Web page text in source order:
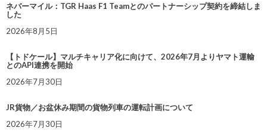
ネバーマイル：TGR Haas F1 Teamとのパートナーシップ契約を締結しま
した
2026年8月5日
【トドケール】マルチキャリア化に向けて、2026年7月よりヤマト運輸
とのAPI連携を開始
2026年7月30日
JR貨物／お盆休み期間の貨物列車の運転計画について
2026年7月30日